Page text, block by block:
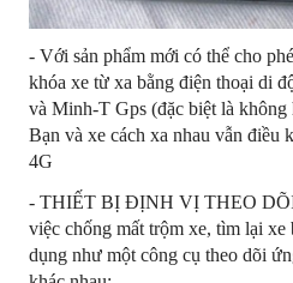
- Với sản phẩm mới có thể cho
khóa xe từ xa bằng điện thoại di
và Minh-T Gps (đặc biệt là không
Bạn và xe cách xa nhau vẫn điều
4G
- THIẾT BỊ ĐỊNH VỊ THEO
việc chống mất trộm xe, tìm lại
dụng như một công cụ theo dõi